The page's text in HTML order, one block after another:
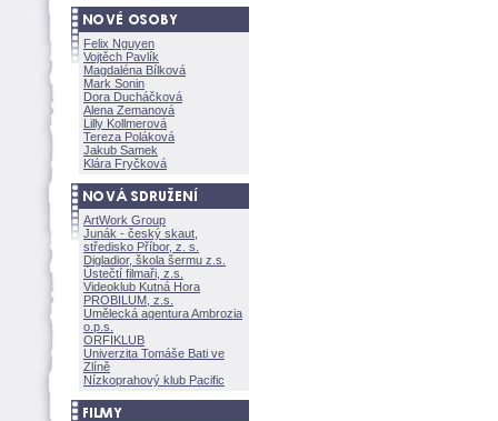
Felix Nguyen
Vojtěch Pavlík
Magdaléna Bílkov
Mark Sonin
Dora Ducháčkov
Alena Zemanov
Lilly Kollmerov
Tereza Polákov
Jakub Samek
Klára Fryčkov
ArtWork Group
Junák - český skaut,
středisko Příbor, z. s.
Digladior, škola šermu z.s.
Ústečtí filmaři, z.s.
Videoklub Kutná Hora
PROBILUM, z.s.
Umělecká agentura Ambrozia
o.p.s.
ORFIKLUB
Univerzita Tomáše Bati ve
Zlíně
Nízkoprahový klub Pacific